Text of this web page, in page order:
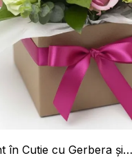
în Cutie cu Gerbera și